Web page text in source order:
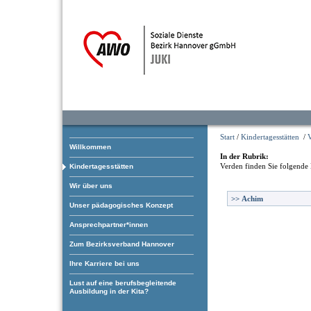
Willkommen
Kindertagesstätten
Wir über uns
Unser pädagogisches Konzept
Ansprechpartner*innen
Zum Bezirksverband Hannover
Ihre Karriere bei uns
Lust auf eine berufsbegleitende
Ausbildung in der Kita?
Start / Kindertagesstätten /
In der Rubrik:
Verden finden Sie folgende
>> Achim